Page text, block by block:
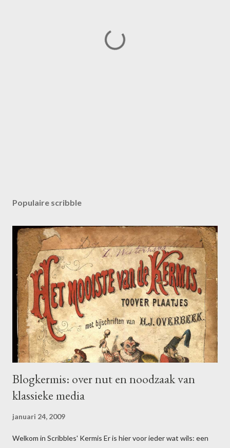
Populaire scribble
Blogkermis: over nut en noodzaak van
klassieke media
januari 24, 2009
Welkom in Scribbles' Kermis Er is hier voor ieder wat wils: een